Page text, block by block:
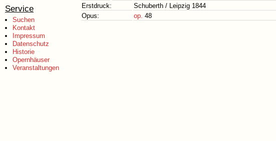
Service
Suchen
Kontakt
Impressum
Datenschutz
Historie
Opernhäuser
Veranstaltungen
Erstdruck:
Schuberth / Leipzig 1844
Opus:
op. 48